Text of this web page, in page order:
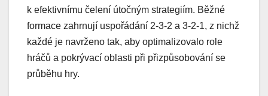
k efektivnímu čelení útočným strategiím. Běžné
formace zahrnují uspořádání 2-3-2 a 3-2-1, z nichž
každé je navrženo tak, aby optimalizovalo role
hráčů a pokrývací oblasti při přizpůsobování se
průběhu hry.